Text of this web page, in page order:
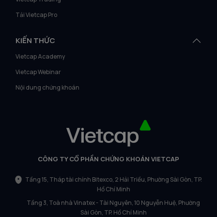
Tải Vietcap Pro
KIẾN THỨC
Vietcap Academy
Vietcap Webinar
Nội dung chứng khoán
CÔNG TY CỔ PHẦN CHỨNG KHOÁN VIETCAP
Tầng 15, Tháp tài chính Bitexco, 2 Hải Triều, Phường Sài Gòn, TP.
Hồ Chí Minh
Tầng 3, Toà nhà Vinatex - Tài Nguyên, 10 Nguyễn Huệ, Phường
Sài Gòn, TP. Hồ Chí Minh